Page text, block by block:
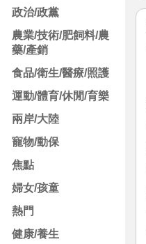
政治/政黨
農業/技術/肥飼料/農
藥/產銷
食品/衛生/醫療/照護
運動/體育/休閒/育樂
兩岸/大陸
寵物/動保
焦點
婦女/孩童
熱門
健康/養生